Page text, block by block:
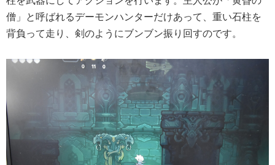
僧」と呼ばれるデーモンハンターだけあって、重い石柱を
背負って走り、剣のようにブンブン振り回すのです。